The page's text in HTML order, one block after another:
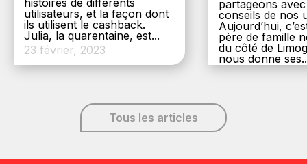
utilisateurs, et la façon dont
ils utilisent le cashback.
Julia, la quarentaine, est...
23 février, 2023
partageons
conseils de nos
Aujourd’hui,
père de famille
du côté de
nous donne
6 décembre,
Tous les articles